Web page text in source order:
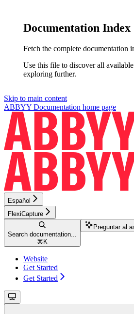
Documentation Index
Fetch the complete documentation
Use this file to discover all
exploring further.
Skip to main content
ABBYY Documentation home page
Español
FlexiCapture
Search documentation...
⌘ K
Preguntar al
Website
Get Started
Get Started